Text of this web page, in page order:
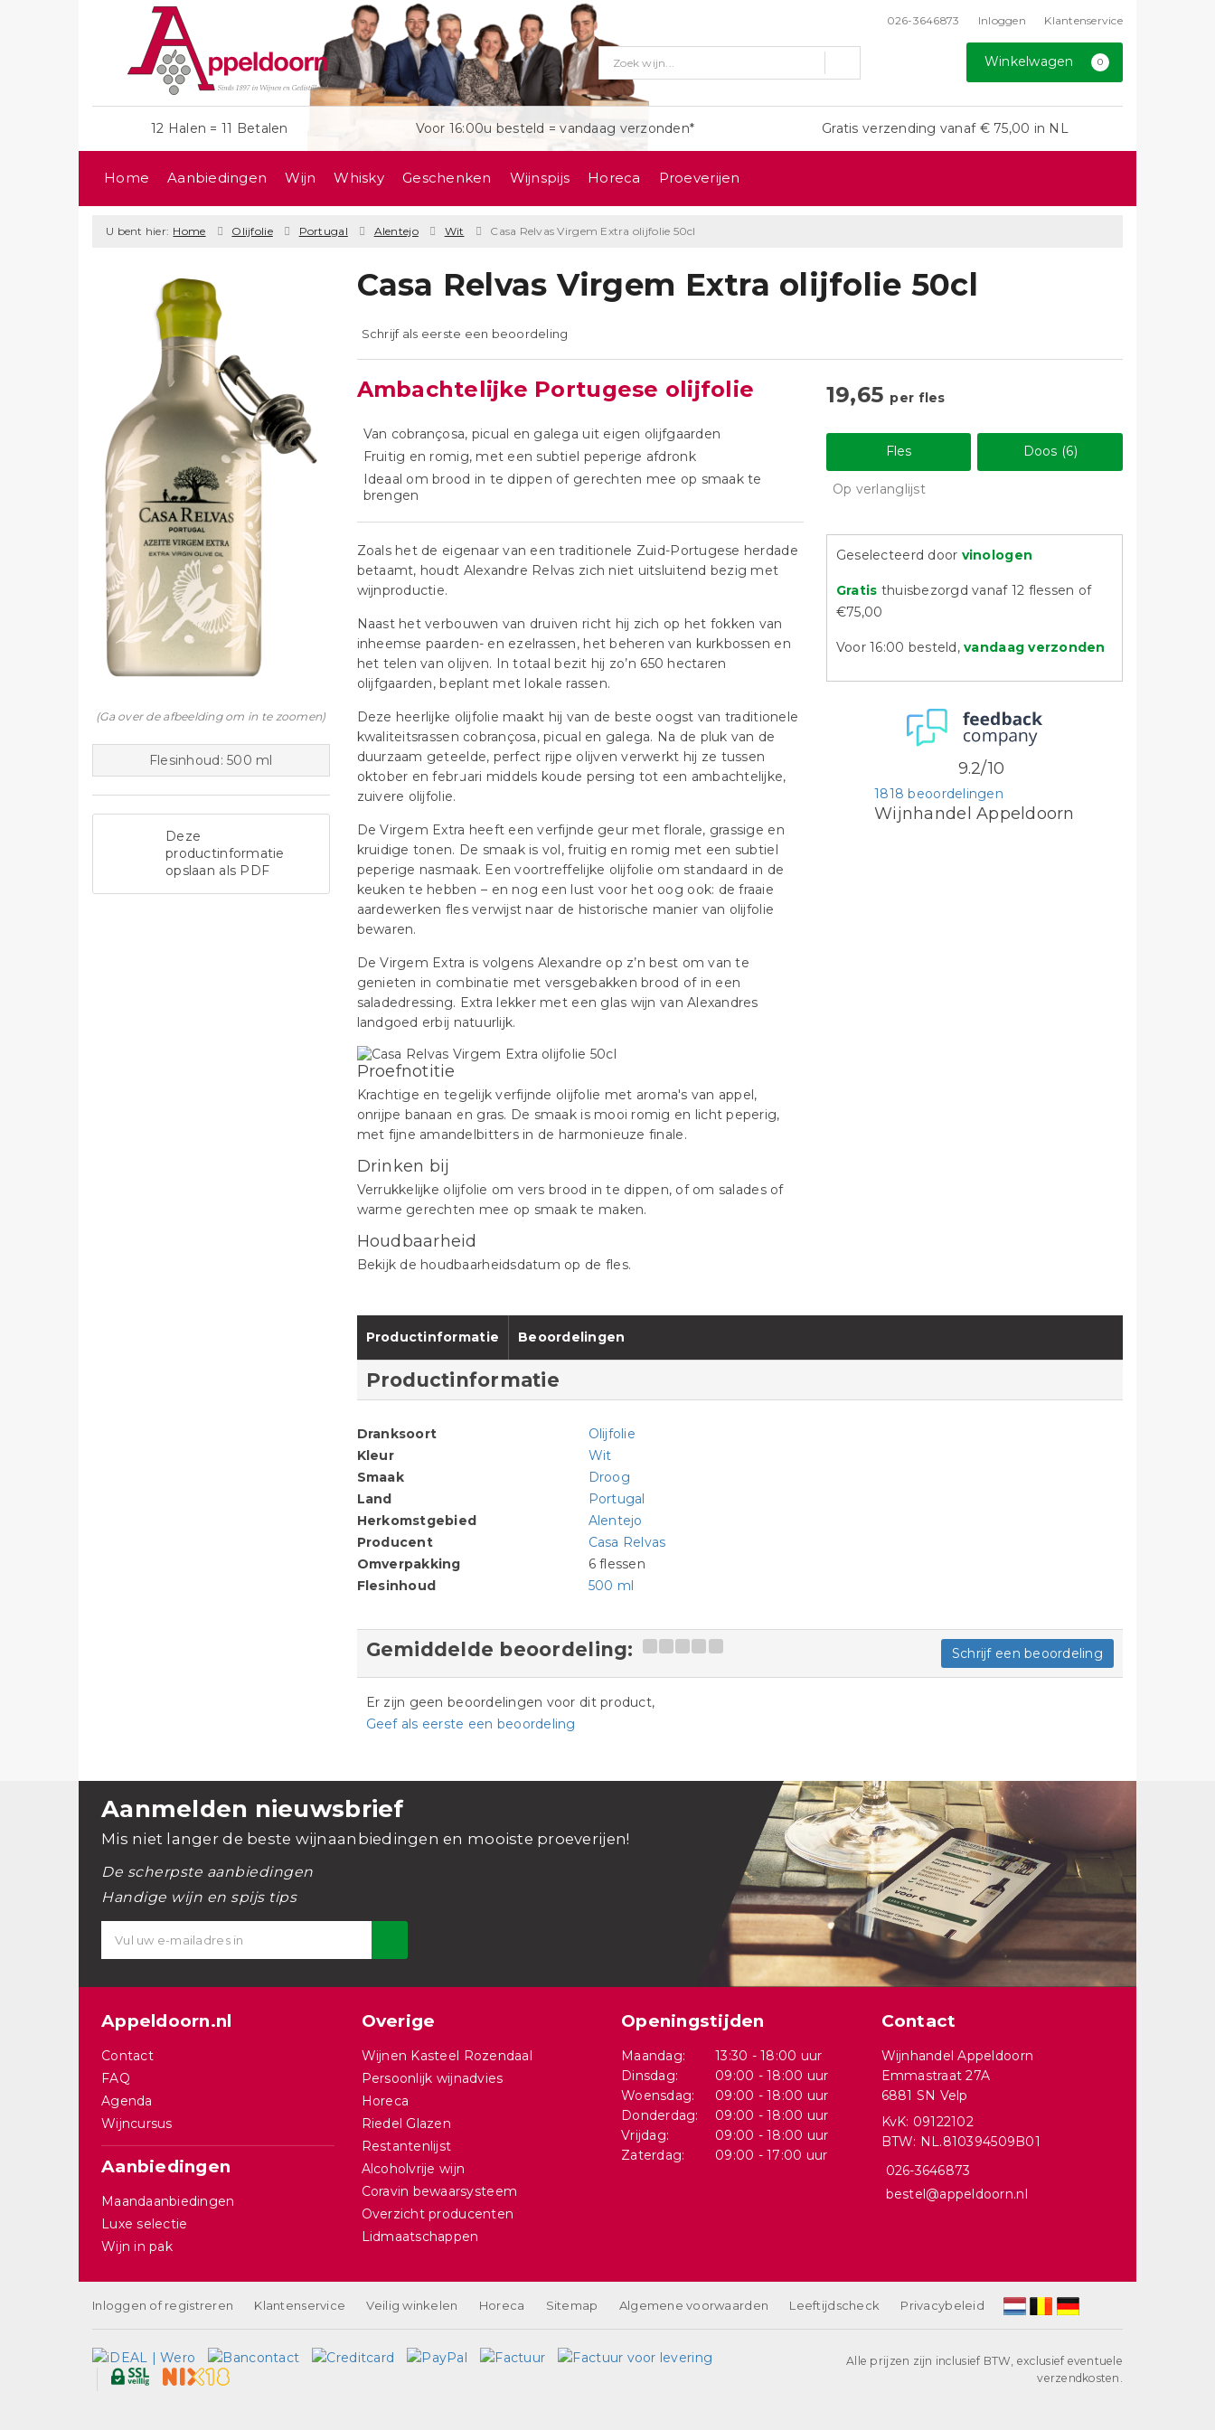
026-3646873 Inloggen Klantenservice
Winkelwagen 0
12 Halen = 11 Betalen Voor 16:00u besteld = vandaag verzonden* Gratis verzending vanaf € 75,00 in NL
Home Aanbiedingen Wijn Whisky Geschenken Wijnspijs Horeca Proeverijen
U bent hier: Home Olijfolie Portugal Alentejo Wit Casa Relvas Virgem Extra olijfolie 50cl
(Ga over de afbeelding om in te zoomen)
Flesinhoud: 500 ml
Deze
productinformatie
opslaan als PDF
Casa Relvas Virgem Extra olijfolie 50cl
Schrijf als eerste een beoordeling
Ambachtelijke Portugese olijfolie
Van cobrançosa, picual en galega uit eigen olijfgaarden
Fruitig en romig, met een subtiel peperige afdronk
Ideaal om brood in te dippen of gerechten mee op smaak te
brengen
Zoals het de eigenaar van een traditionele Zuid-Portugese herdade
betaamt, houdt Alexandre Relvas zich niet uitsluitend bezig met
wijnproductie.
Naast het verbouwen van druiven richt hij zich op het fokken van
inheemse paarden- en ezelrassen, het beheren van kurkbossen en
het telen van olijven. In totaal bezit hij zo’n 650 hectaren
olijfgaarden, beplant met lokale rassen.
Deze heerlijke olijfolie maakt hij van de beste oogst van traditionele
kwaliteitsrassen cobrançosa, picual en galega. Na de pluk van de
duurzaam geteelde, perfect rijpe olijven verwerkt hij ze tussen
oktober en februari middels koude persing tot een ambachtelijke,
zuivere olijfolie.
De Virgem Extra heeft een verfijnde geur met florale, grassige en
kruidige tonen. De smaak is vol, fruitig en romig met een subtiel
peperige nasmaak. Een voortreffelijke olijfolie om standaard in de
keuken te hebben – en nog een lust voor het oog ook: de fraaie
aardewerken fles verwijst naar de historische manier van olijfolie
bewaren.
De Virgem Extra is volgens Alexandre op z’n best om van te
genieten in combinatie met versgebakken brood of in een
saladedressing. Extra lekker met een glas wijn van Alexandres
landgoed erbij natuurlijk.
Proefnotitie
Krachtige en tegelijk verfijnde olijfolie met aroma's van appel,
onrijpe banaan en gras. De smaak is mooi romig en licht peperig,
met fijne amandelbitters in de harmonieuze finale.
Drinken bij
Verrukkelijke olijfolie om vers brood in te dippen, of om salades of
warme gerechten mee op smaak te maken.
Houdbaarheid
Bekijk de houdbaarheidsdatum op de fles.
19,65 per fles
Fles Doos (6)
Op verlanglijst
Geselecteerd door vinologen
Gratis thuisbezorgd vanaf 12 flessen of
€75,00
Voor 16:00 besteld,vandaag verzonden
Wijnhandel Appeldoorn
1818 beoordelingen
9.2/10
Productinformatie Beoordelingen
Productinformatie
Dranksoort
Olijfolie
Kleur
Wit
Smaak
Droog
Land
Portugal
Herkomstgebied
Alentejo
Producent
Casa Relvas
Omverpakking
6 flessen
Flesinhoud
500 ml
Gemiddelde beoordeling: Schrijf een beoordeling
Er zijn geen beoordelingen voor dit product,
Geef als eerste een beoordeling
Aanmelden nieuwsbrief
Mis niet langer de beste wijnaanbiedingen en mooiste proeverijen!
De scherpste aanbiedingen
Handige wijn en spijs tips
Appeldoorn.nl
Contact
FAQ
Agenda
Wijncursus
Aanbiedingen
Maandaanbiedingen
Luxe selectie
Wijn in pak
Overige
Wijnen Kasteel Rozendaal
Persoonlijk wijnadvies
Horeca
Riedel Glazen
Restantenlijst
Alcoholvrije wijn
Coravin bewaarsysteem
Overzicht producenten
Lidmaatschappen
Openingstijden
Maandag:
13:30 - 18:00 uur
Dinsdag:
09:00 - 18:00 uur
Woensdag:
09:00 - 18:00 uur
Donderdag:
09:00 - 18:00 uur
Vrijdag:
09:00 - 18:00 uur
Zaterdag:
09:00 - 17:00 uur
Contact
Wijnhandel Appeldoorn
Emmastraat 27A
6881 SN Velp
KvK: 09122102
BTW: NL.810394509B01
026-3646873
bestel@appeldoorn.nl
Inloggen of registreren Klantenservice Veilig winkelen Horeca Sitemap Algemene voorwaarden Leeftijdscheck Privacybeleid
Alle prijzen zijn inclusief BTW, exclusief eventuele
verzendkosten.